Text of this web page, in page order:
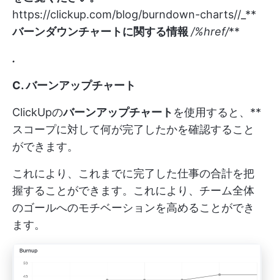
https://clickup.com/blog/burndown-charts//_**
バーンダウンチャートに関する情報 /%href/**
.
C. バーンアップチャート
ClickUpのバーンアップチャート を使用すると、**
スコープに対して何が完了したかを確認すること
ができます。
これにより、これまでに完了した仕事の合計を把
握することができます。これにより、チーム全体
のゴールへのモチベーションを高めることができ
ます。